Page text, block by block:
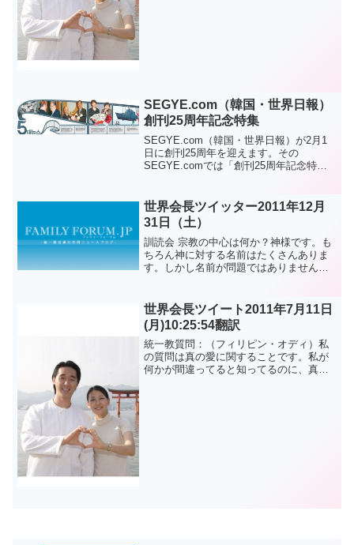
SEGYE.com（韓国・世界日報）
創刊25周年記念特集
SEGYE.com（韓国・世界日報）が2月1
日に創刊25周年を迎えます。その
SEGYE.comでは「創刊25周年記念特
年記念特集なお、機械翻訳はこちらから
見る...
世界会長ツイッター2011年12月
31日（土）
訓読会 宗教の中心は何か？神様です。も
ちろん神に対する名前はたくさんありま
す。しかし名前が問題ではありません。
なる時、各国で言語が違うため表示する
名詞は違いますがその本...
世界会長ツイート2011年7月11日
(月)10:25:54翻訳
統一教質問：（フィリピン・オディ）私
の質問は真の愛に関することです。私が
何かが間違ってると知ってるのに、真実